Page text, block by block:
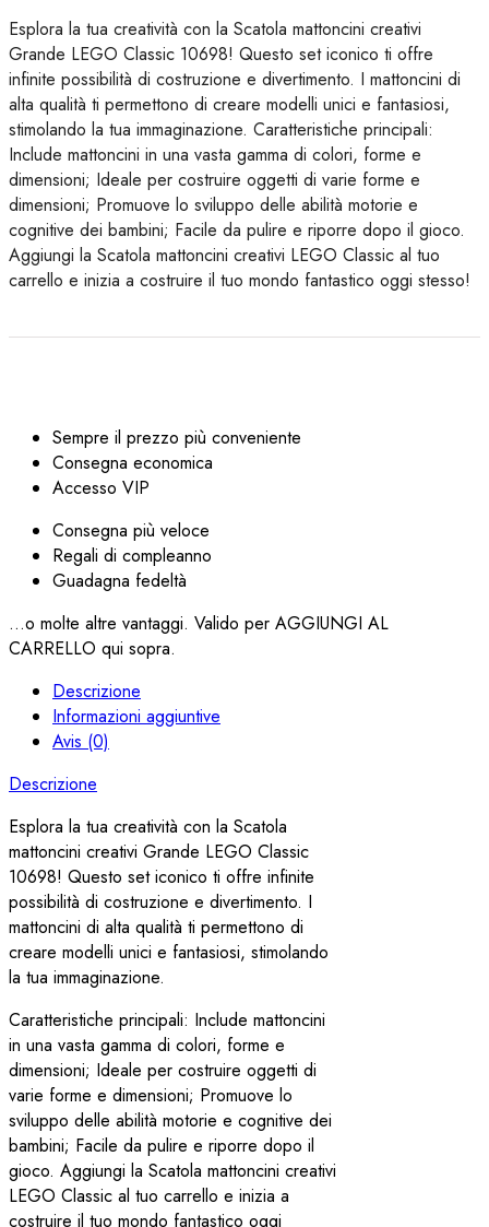
Esplora la tua creatività con la Scatola mattoncini creativi
Grande LEGO Classic 10698! Questo set iconico ti offre
infinite possibilità di costruzione e divertimento. I mattoncini di
alta qualità ti permettono di creare modelli unici e fantasiosi,
stimolando la tua immaginazione. Caratteristiche principali:
Include mattoncini in una vasta gamma di colori, forme e
dimensioni; Ideale per costruire oggetti di varie forme e
dimensioni; Promuove lo sviluppo delle abilità motorie e
cognitive dei bambini; Facile da pulire e riporre dopo il gioco.
Aggiungi la Scatola mattoncini creativi LEGO Classic al tuo
carrello e inizia a costruire il tuo mondo fantastico oggi stesso!
Sempre il prezzo più conveniente
Consegna economica
Accesso VIP
Consegna più veloce
Regali di compleanno
Guadagna fedeltà
...o molte altre vantaggi. Valido per AGGIUNGI AL
CARRELLO qui sopra.
Descrizione
Informazioni aggiuntive
Avis (0)
Descrizione
Esplora la tua creatività con la Scatola
mattoncini creativi Grande LEGO Classic
10698! Questo set iconico ti offre infinite
possibilità di costruzione e divertimento. I
mattoncini di alta qualità ti permettono di
creare modelli unici e fantasiosi, stimolando
la tua immaginazione.
Caratteristiche principali: Include mattoncini
in una vasta gamma di colori, forme e
dimensioni; Ideale per costruire oggetti di
varie forme e dimensioni; Promuove lo
sviluppo delle abilità motorie e cognitive dei
bambini; Facile da pulire e riporre dopo il
gioco. Aggiungi la Scatola mattoncini creativi
LEGO Classic al tuo carrello e inizia a
costruire il tuo mondo fantastico oggi